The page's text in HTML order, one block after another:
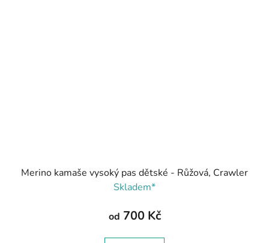
Merino kamaše vysoký pas dětské - Růžová, Crawler
Skladem*
od 700 Kč